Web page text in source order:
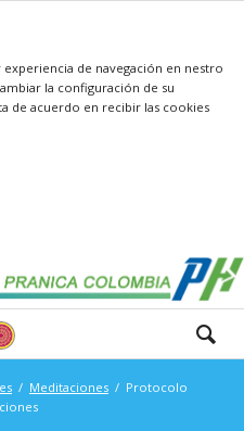
de navegación en nestro
la configuración de su
de acuerdo en recibir las cookies
Meditaciones
Protocolo